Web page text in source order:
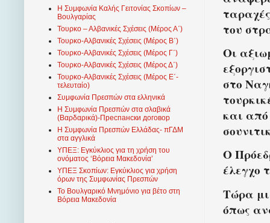
του
Οι
στο
και από
Ο
έλεγχο
Τώρα
όπως
Η Συμφωνία Καλής Γειτονίας Σκοπίων –
Βουλγαρίας
Τουρκο – Αλβανικές Σχέσεις (Mέρος Α΄)
Τουρκο-Αλβανικές Σχέσεις (Μέρος Β΄)
Τουρκο-Αλβανικές Σχέσεις (Μέρος Γ΄)
Τουρκο-Αλβανικές Σχέσεις (Μέρος Δ΄)
Τουρκο-Αλβανικές Σχέσεις (Μέρος Ε΄-
τελευταίο)
Συμφωνία Πρεσπών στα ελληνικά
Η Συμφωνία Πρεσπών στα σλαβικά
(Βαρδαρικά)-Преспански договор
Η Συμφωνία Πρεσπών Ελλάδας- πΓΔΜ
στα αγγλικά
ΥΠΕΞ: Εγκύκλιος για τη χρήση του
ονόματος ‘Βόρεια Μακεδονία’
ΥΠΕΞ Σκοπίων: Εγκύκλιος για χρήση
όρων της Συμφωνίας Πρεσπών
Το Βουλγαρικό Μνημόνιο για βέτο στη
Βόρεια Μακεδονία